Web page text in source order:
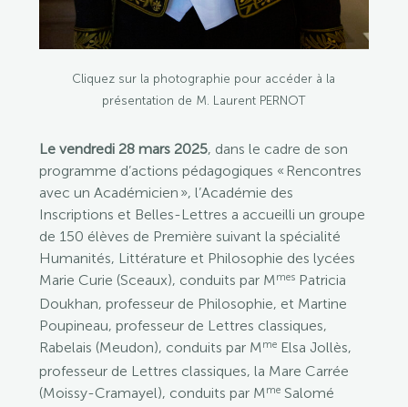
Le vendredi 28 mars 2025, dans le cadre de son
programme d’actions pédagogiques « Rencontres
avec un Académicien », l’Académie des
Inscriptions et Belles-Lettres a accueilli un groupe
de 150 élèves de Première suivant la spécialité
Humanités, Littérature et Philosophie des lycées
Marie Curie (Sceaux), conduits par MmesPatricia
Doukhan, professeur de Philosophie, et Martine
Poupineau, professeur de Lettres classiques,
Rabelais (Meudon), conduits par MmeElsa Jollès,
professeur de Lettres classiques, la Mare Carrée
(Moissy-Cramayel), conduits par MmeSalomé
Cliquez sur la photographie pour accéder à la
présentation de M. Laurent PERNOT